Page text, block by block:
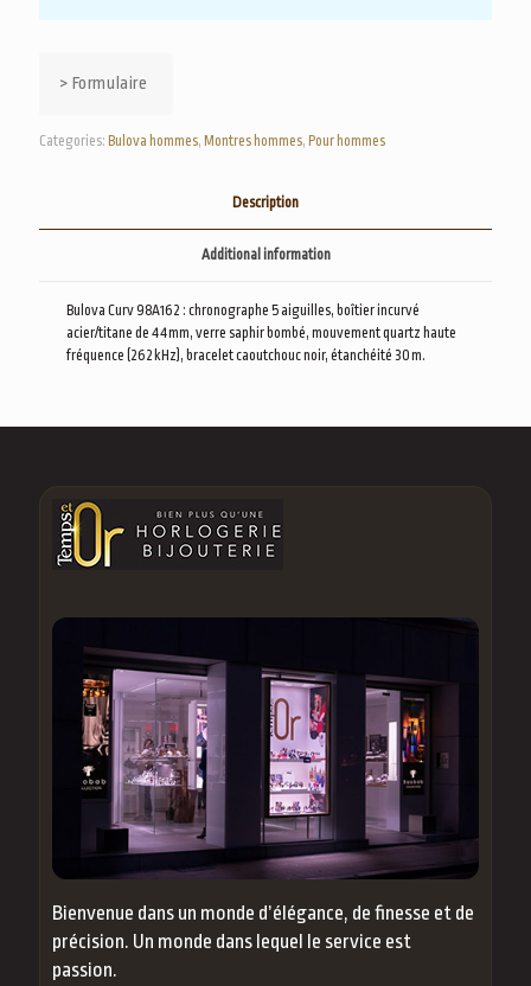
> Formulaire
Categories: Bulova hommes, Montres hommes, Pour hommes
Description
Additional information
Bulova Curv 98A162 : chronographe 5 aiguilles, boîtier incurvé
acier/titane de 44 mm, verre saphir bombé, mouvement quartz haute
fréquence (262 kHz), bracelet caoutchouc noir, étanchéité 30 m.
Bienvenue dans un monde d’élégance, de finesse et de
précision. Un monde dans lequel le service est
passion.